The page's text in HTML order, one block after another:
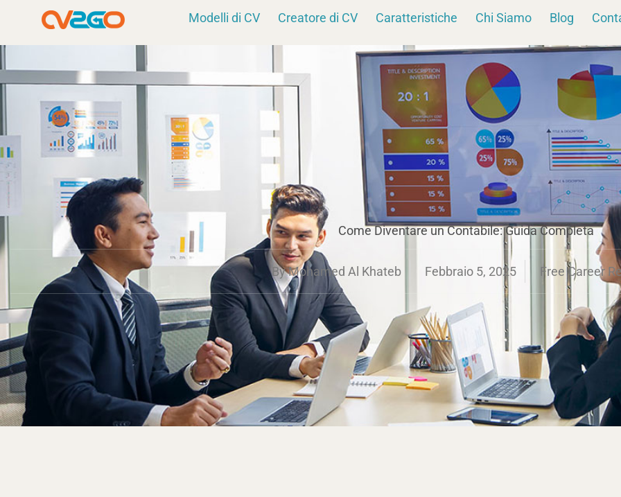
Modelli di CV Creatore di CV Caratteristiche Chi Siamo Blog
Come Diventare un Contabile: Guida Completa
ByMohamed Al Khateb Febbraio 5, 2025 Free Career